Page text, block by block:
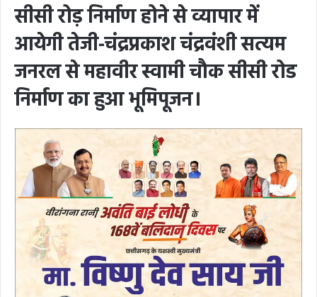
सीसी रोड़ निर्माण होने से व्यापार में
आयेगी तेजी-चंद्रप्रकाश चंद्रवंशी सत्यम
जनरल से महावीर स्वामी चौक सीसी रोड
निर्माण का हुआ भूमिपूजन।